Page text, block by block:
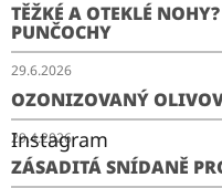
TĚŽKÉ A OTEKLÉ
PUNČOCHY
29.6.2026
OZONIZOVANÝ
29.4.2026
ZÁSADITÁ SNÍDANĚ
Instagram